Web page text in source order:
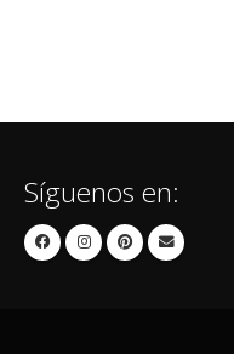
Síguenos en: